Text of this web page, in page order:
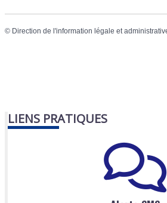
© Direction de l'information légale et
LIENS PRATIQUES